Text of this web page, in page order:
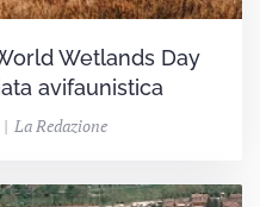
Wetlands Day
avifaunistica
La Redazione